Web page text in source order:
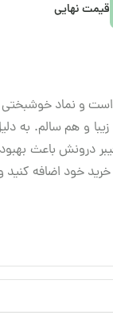
قیمت نهایی
است و نماد
و هم سالم. به
درونش باعث
اضافه کنید و